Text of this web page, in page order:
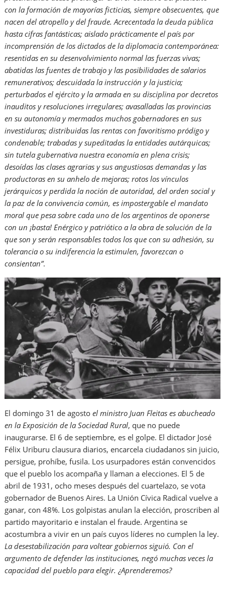
con la formación de mayorías ficticias, siempre obsecuentes, que
nacen del atropello y del fraude. Acrecentada la deuda pública
hasta cifras fantásticas; aislado prácticamente el país por
incomprensión de los dictados de la diplomacia contemporánea:
resentidas en su desenvolvimiento normal las fuerzas vivas;
abatidas las fuentes de trabajo y las posibilidades de salarios
remunerativos; descuidada la instrucción y la justicia;
perturbados el ejército y la armada en su disciplina por decretos
inauditos y resoluciones irregulares; avasalladas las provincias
en su autonomía y mermados muchos gobernadores en sus
investiduras; distribuidas las rentas con favoritismo pródigo y
condenable; trabadas y supeditadas la entidades autárquicas;
sin tutela gubernativa nuestra economía en plena crisis;
desoídas las clases agrarias y sus angustiosas demandas y las
productoras en su anhelo de mejoras; rotos los vínculos
jerárquicos y perdida la noción de autoridad, del orden social y
la paz de la convivencia común, es impostergable el mandato
moral que pesa sobre cada uno de los argentinos de oponerse
con un ¡basta! Enérgico y patriótico a la obra de solución de la
que son y serán responsables todos los que con su adhesión, su
tolerancia o su indiferencia la estimulen, favorezcan o
consientan”.
El domingo 31 de agostoel ministro Juan Fleitas es abucheado
en la Exposición de la Sociedad Rural, que no puede
inaugurarse. El 6 de septiembre, es el golpe. El dictador José
Félix Uriburu clausura diarios, encarcela ciudadanos sin juicio,
persigue, prohíbe, fusila. Los usurpadores están convencidos
que el pueblo los acompaña y llaman a elecciones. El 5 de
abril de 1931, ocho meses después del cuartelazo, se vota
gobernador de Buenos Aires. La Unión Cívica Radical vuelve a
ganar, con 48%. Los golpistas anulan la elección, proscriben al
partido mayoritario e instalan el fraude. Argentina se
acostumbra a vivir en un país cuyos líderes no cumplen la ley.
La desestabilización para voltear gobiernos siguió. Con el
argumento de defender las instituciones, negó muchas veces la
capacidad del pueblo para elegir. ¿Aprenderemos?